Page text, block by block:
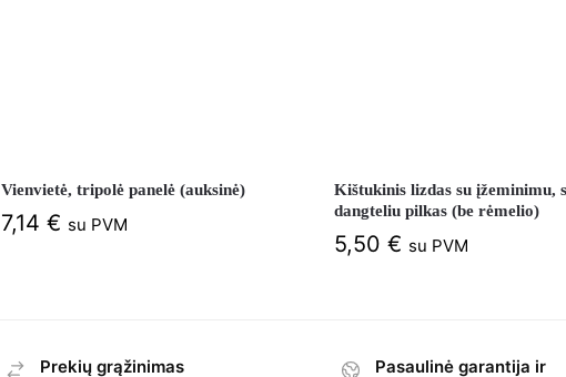
Vienvietė, tripolė panelė (auksinė)
7,14 € su PVM
Kištukinis lizdas su įžeminimu,
dangteliu pilkas (be rėmelio)
5,50 € su PVM
Prekių grąžinimas Pasaulinė garantija ir